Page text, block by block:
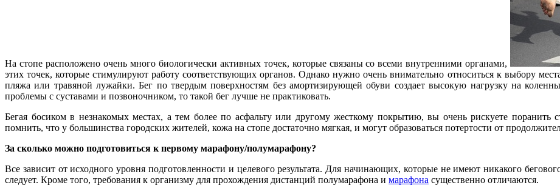
На стопе расположено очень много биологически активных точек, которые связаны со всеми внутренними органами,
этих точек, которые стимулируют работу соответствующих органов. Однако нужно очень внимательно относиться к выбору
пляжа или травяной лужайки. Бег по твердым поверхностям без амортизирующей обуви создает высокую нагрузку на
проблемы с суставами и позвоночником, то такой бег лучше не практиковать.
Бегая босиком в незнакомых местах, а тем более по асфальту или другому жесткому покрытию, вы очень рискуете
помнить, что у большинства городских жителей, кожа на стопе достаточно мягкая, и могут образоваться потертости от
За сколько можно подготовиться к первому марафону/полумарафону?
Все зависит от исходного уровня подготовленности и целевого результата. Для начинающих, которые не имеют никакого
следует. Кроме того, требования к организму для прохождения дистанций полумарафона и марафона существенно отличаются.